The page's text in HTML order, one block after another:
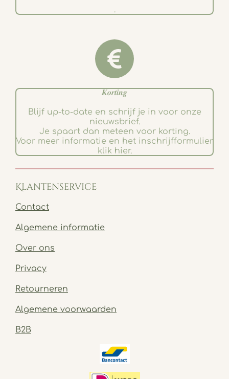
.
𝑲𝒐𝒓𝒕𝒊𝒏𝒈
Blijf up-to-date en schrijf je in voor onze
nieuwsbrief.
Je spaart dan meteen voor korting.
Voor meer informatie en het inschrijfformulier
klik hier.
Klantenservice
Contact
Algemene informatie
Over ons
Privacy
Retourneren
Algemene voorwaarden
B2B